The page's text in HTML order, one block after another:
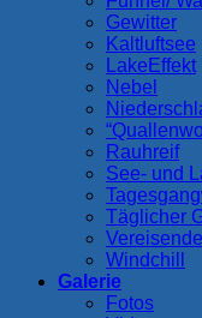
Gewitter
Kaltluftsee
LakeEffekt
Nebel
Rauhreif
See- und
Täglicher
Windchill
Galerie
Fotos